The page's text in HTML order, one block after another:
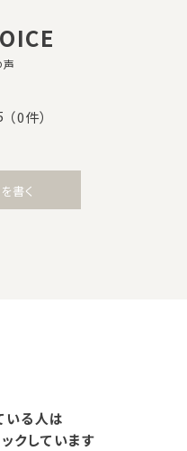
（0件）
書く
いる人は
クしています